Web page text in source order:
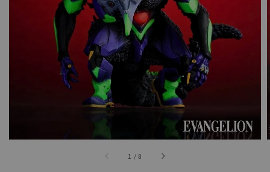
1 /8